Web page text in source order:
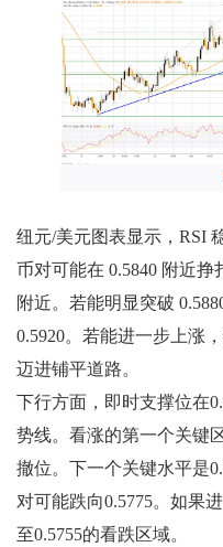
纽元/美元图表显示，RSI
币对可能在 0.5840 附近挣
附近。若能明显突破
0.5920。若能进一步上涨
迈进铺平道路。
下行方面，即时支撑位在
势线。看涨的第一个关键
撤位。下一个关键水平是
对可能跌向0.5775。如果
至0.5755的看跌区域。